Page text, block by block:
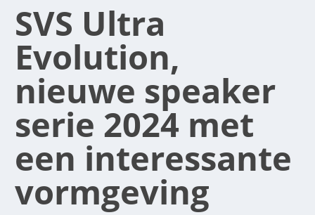
SVS Ultra
Evolution,
nieuwe speaker
serie 2024 met
een interessante
vormgeving